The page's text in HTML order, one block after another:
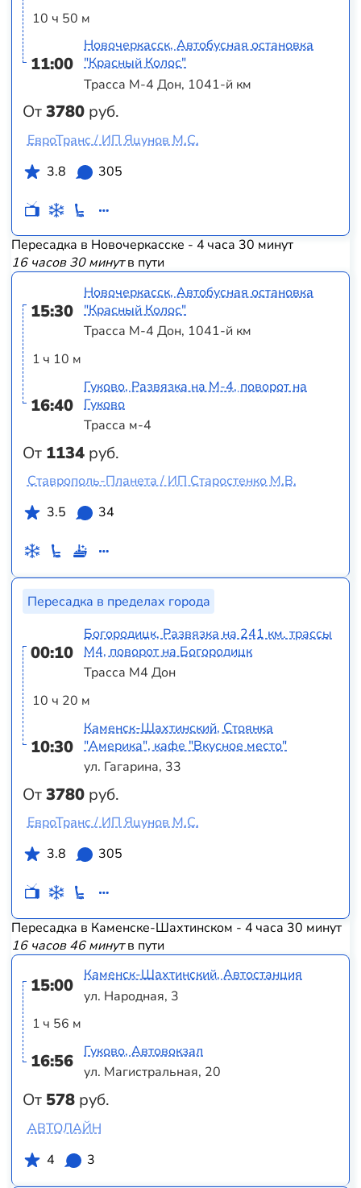
10 ч 50 м
11:00
От3780 руб.
Новочеркасск, Автобусная остановка
"Красный Колос"
Трасса М-4 Дон, 1041-й км
ЕвроТранс / ИП Яцунов М.С.
3.8
305
Пересадка в Новочеркасске - 4 часа 30 минут
16 часов 30 минутв пути
15:30
1 ч 10 м
16:40
От 1134 руб.
Новочеркасск, Автобусная остановка
"Красный Колос"
Трасса М-4 Дон, 1041-й км
Гуково, Развязка на М-4, поворот на
Гуково
Трасса м-4
Ставрополь-Планета / ИП Старостенко М.В.
3.5
34
Пересадка в пределах города
00:10
10 ч 20 м
10:30
От3780 руб.
Богородицк, Развязка на 241 км. трассы
М4, поворот на Богородицк
Трасса М4 Дон
Каменск-Шахтинский, Стоянка
"Америка", кафе "Вкусное место"
ул. Гагарина, 33
ЕвроТранс / ИП Яцунов М.С.
3.8
305
Пересадка в Каменске-Шахтинском - 4 часа 30 минут
16 часов 46 минутв пути
15:00
1 ч 56 м
16:56
От 578 руб.
Каменск-Шахтинский, Автостанция
ул. Народная, 3
Гуково, Автовокзал
ул. Магистральная, 20
АВТОЛАЙН
4
3